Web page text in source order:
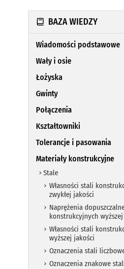
BAZA WIEDZY
Wiadomości podstawowe
Wały i osie
Łożyska
Gwinty
Połączenia
Kształtowniki
Tolerancje i pasowania
Materiały konstrukcyjne
Stale
Własności stali
zwykłej jakości
Naprężenia
konstrukcyjnych
Własności stali
wyższej jakości
Oznaczenia stali
Oznaczenia znakowe